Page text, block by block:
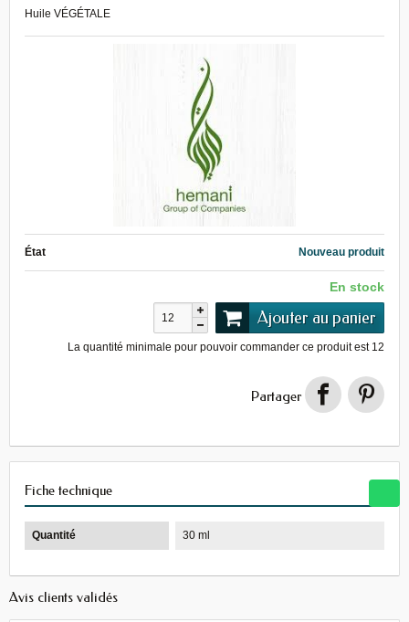
Huile VÉGÉTALE
État Nouveau produit
En stock
Ajouter au panier
La quantité minimale pour pouvoir commander ce produit est 12
Partager
Fiche technique
Quantité 30 ml
Avis clients validés